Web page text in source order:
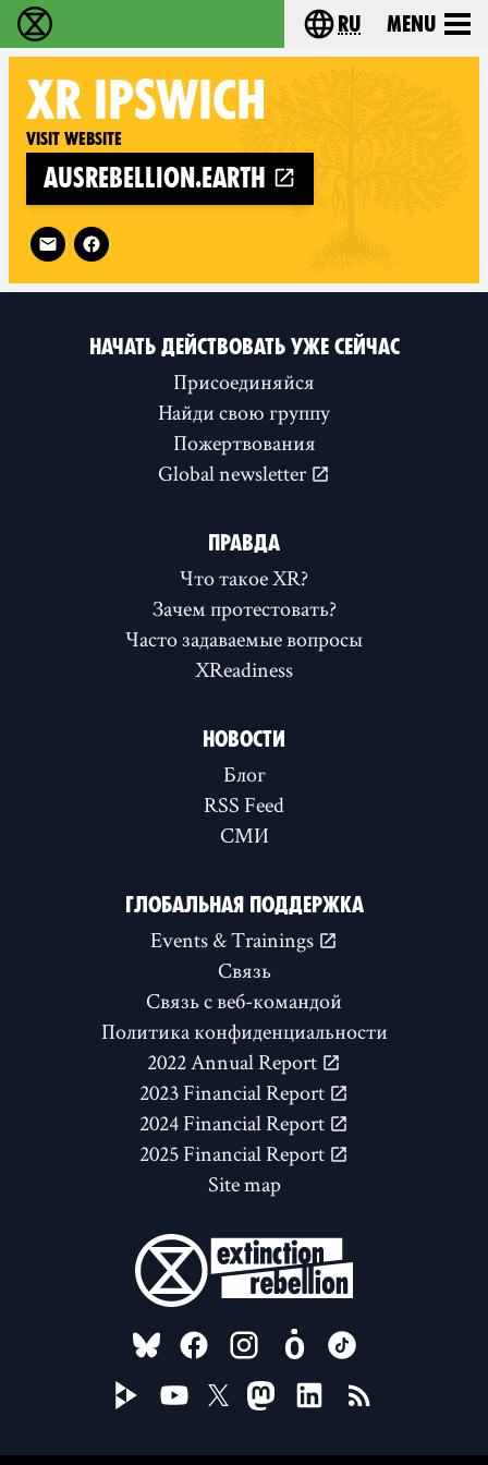
Extinction Rebellion - Home Choose your
ru Menu
XR IPSWICH
Visit website
ausrebellion.earth
Follow XR Ipswich on
НАЧАТЬ ДЕЙСТВОВАТЬ УЖЕ СЕЙЧАС
Присоединяйся
Найди свою группу
Пожертвования
Global newsletter
ПРАВДА
Что такое XR?
Зачем протестовать?
Часто задаваемые вопросы
XReadiness
НОВОСТИ
Блог
RSS Feed
СМИ
ГЛОБАЛЬНАЯ ПОДДЕРЖКА
Events & Trainings
Связь
Связь с веб-командой
Политика конфиденциальности
2022 Annual Report
2023 Financial Report
2024 Financial Report
2025 Financial Report
Site map
FOLLOW US ON